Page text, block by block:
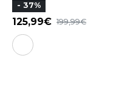
- 37%
125,99 199,99